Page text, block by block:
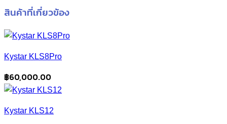
สินค้าที่เกี่ยวข้อง
Kystar KLS8Pro
฿60,000.00
Kystar KLS12